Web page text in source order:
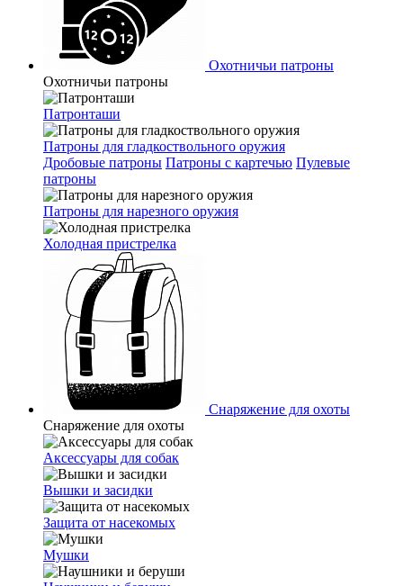
Охотничьи патроны
Охотничьи патроны
Патронташи
Патроны для гладкоствольного оружия
Дробовые патроны Патроны с картечью Пулевые
патроны
Патроны для нарезного оружия
Холодная пристрелка
Снаряжение для охоты
Снаряжение для охоты
Аксессуары для собак
Вышки и засидки
Защита от насекомых
Мушки